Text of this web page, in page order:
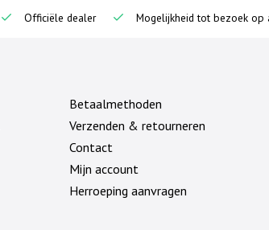
Officiële dealer Mogelijkheid tot bezoek op
Betaalmethoden
Verzenden & retourneren
Contact
Mijn account
Herroeping aanvragen